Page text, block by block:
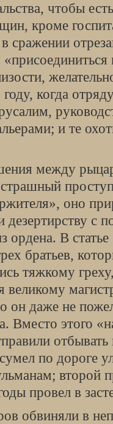
чтобы
кроме
сражении
когда
и те
между
оно
дезертирству с
ордена. В
братьев,
тяжкому
великому
он даже не
Вместо этого
по дороге
второй
провел в
обвиняли в